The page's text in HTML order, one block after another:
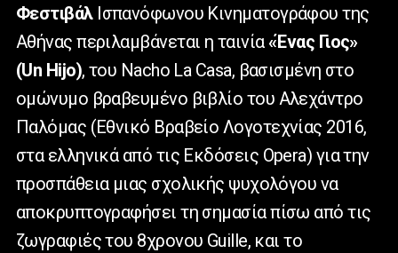
ΦεστιβάλΙσπανόφωνου Κινηματογράφου της
Αθήνας περιλαμβάνεται η ταινία«Ένας Γιος»
(Un Hijo), του Nacho La Casa, βασισμένη στο
ομώνυμο βραβευμένο βιβλίο του Αλεχάντρο
Παλόμας (Εθνικό Βραβείο Λογοτεχνίας 2016,
στα ελληνικά από τις Εκδόσεις Opera) για την
προσπάθεια μιας σχολικής ψυχολόγου να
αποκρυπτογραφήσει τη σημασία πίσω από τις
ζωγραφιές του 8χρονου Guille, και το